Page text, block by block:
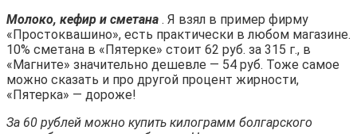
Молоко, кефир и сметана . Я взял в пример фирму
«Простоквашино», есть практически в любом магазине.
10% сметана в «Пятерке» стоит 62 руб. за 315 г., в
«Магните» значительно дешевле — 54 руб. Тоже самое
можно сказать и про другой процент жирности,
«Пятерка» — дороже!
За 60 рублей можно купить килограмм болгарского